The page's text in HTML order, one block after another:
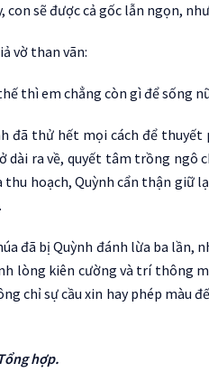
con sẽ được cả gốc lẫn ngọn,
vờ than vãn:
thì em chẳng còn gì để sống
đã thử hết mọi cách để thuyết
dài ra về, quyết tâm trồng ngô
thu hoạch, Quỳnh cẩn thận giữ
đã bị Quỳnh đánh lừa ba
lòng kiên cường và trí thông
chỉ sự cầu xin hay phép màu
hợp.